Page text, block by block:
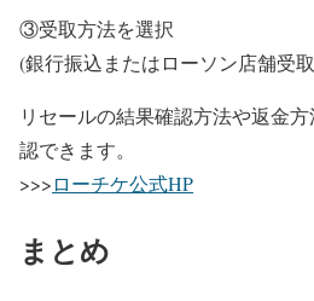
③受取方法を選択
(銀行振込またはローソン店舗受
リセールの結果確認方法や返金
認できます。
>>>ローチケ公式HP
まとめ